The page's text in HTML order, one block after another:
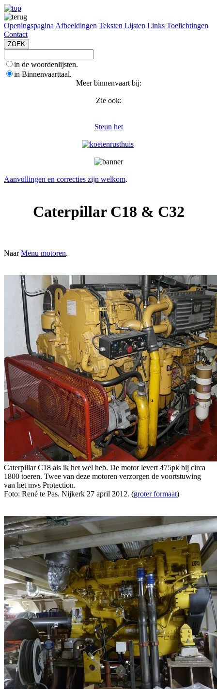
Openingspagina Afbeeldingen Teksten Lijsten Links Toelichtingen
Contact
in de woordenlijsten.
in Binnenvaarttaal.
Meer binnenvaart bij:
Zie ook:
Steun het
Aanvullingen en correcties zijn welkom.
Caterpillar C18 & C32
NaarMenu motoren.
Caterpillar C18 als ik het wel heb. De motor levert 475pk bij circa
1800 toeren. Twee van deze motoren verzorgen de voortstuwing
van het mvs Protection.
Foto: René te Pas. Nijkerk 27 april 2012. (groter formaat)